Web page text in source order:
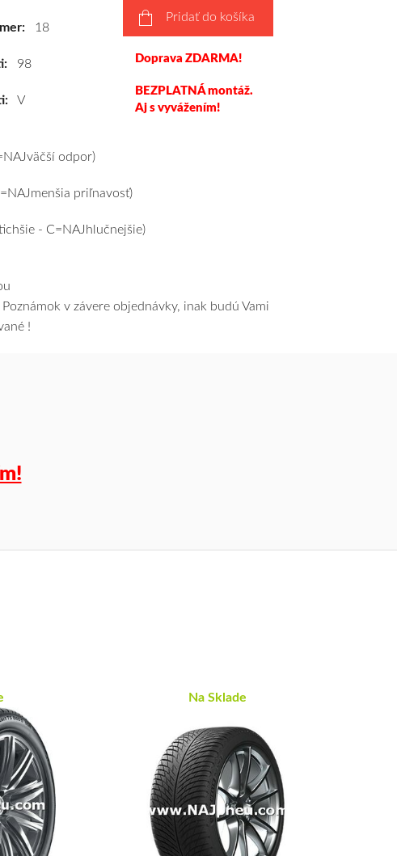
18
98
V
Pridať do košíka
Doprava ZDARMA!
BEZPLATNÁ montáž.
Aj s vyvážením!
odpor)
priľnavosť)
- C=NAJhlučnejšie)
v závere objednávky, inak budú Vami
!
Na Sklade